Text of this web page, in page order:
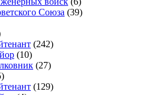
Союза (39)
(242)
(10)
(27)
(129)